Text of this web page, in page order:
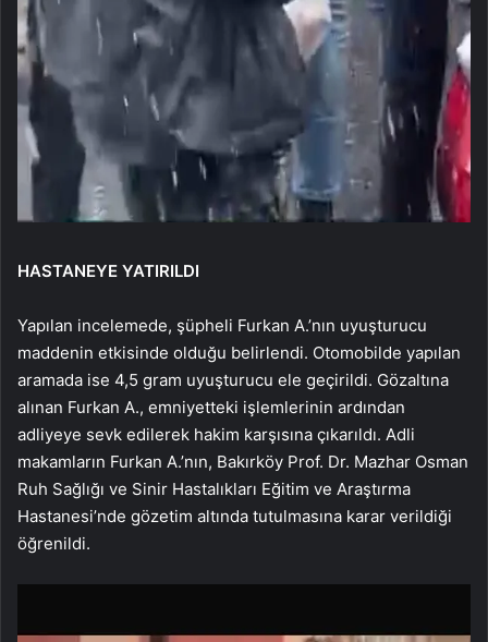
HASTANEYE YATIRILDI
Yapılan incelemede, şüpheli Furkan A.’nın uyuşturucu
maddenin etkisinde olduğu belirlendi. Otomobilde yapılan
aramada ise 4,5 gram uyuşturucu ele geçirildi. Gözaltına
alınan Furkan A., emniyetteki işlemlerinin ardından
adliyeye sevk edilerek hakim karşısına çıkarıldı. Adli
makamların Furkan A.’nın, Bakırköy Prof. Dr. Mazhar Osman
Ruh Sağlığı ve Sinir Hastalıkları Eğitim ve Araştırma
Hastanesi’nde gözetim altında tutulmasına karar verildiği
öğrenildi.